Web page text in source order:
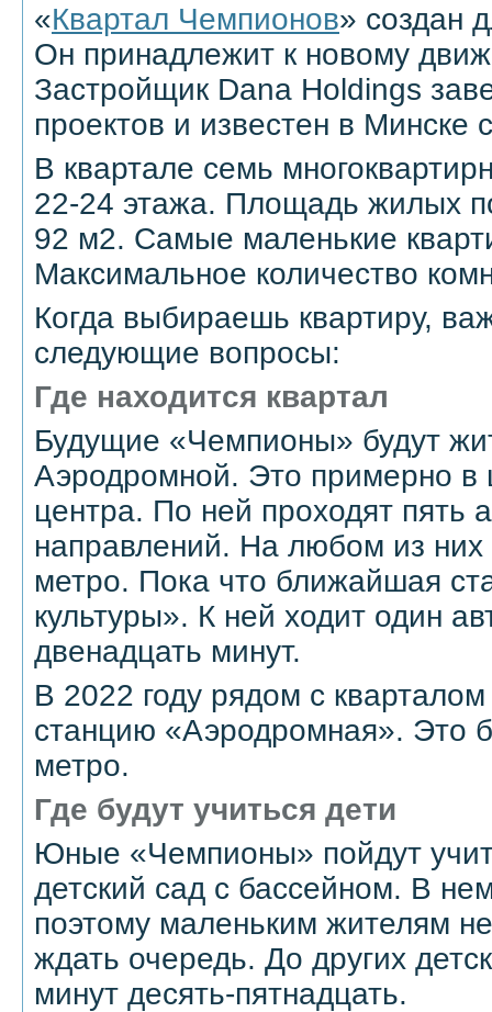
«Квартал Чемпионов» создан
Он принадлежит к новому
Застройщик Dana Holdings
проектов и известен в Минске
В квартале семь
22-24 этажа. Площадь жилых
92 м2. Самые маленькие
Максимальное количество
Когда выбираешь квартиру,
следующие вопросы:
Где находится квартал
Будущие «Чемпионы» будут
Аэродромной. Это примерно в
центра. По ней проходят пять
направлений. На любом из
метро. Пока что ближайшая
культуры». К ней ходит один
двенадцать минут.
В 2022 году рядом с
станцию «Аэродромная». Это
метро.
Где будут учиться дети
Юные «Чемпионы» пойдут
детский сад с бассейном. В
поэтому маленьким жителям
ждать очередь. До других
минут десять-пятнадцать.